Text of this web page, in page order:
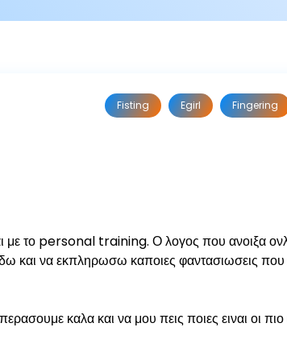
Fisting Egirl Fingering
με το personal training. Ο λογος που ανοιξα
και να εκπληρωσω καποιες φαντασιωσεις που
καλα και να μου πεις ποιες ειναι οι πιο